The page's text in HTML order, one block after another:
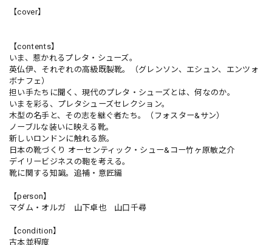
【cover】
【contents】
いま、惹かれるプレタ・シューズ。
英仏伊、それぞれの高級既製靴。（グレンソン、エシュン、エンツォ
ボナフェ）
担い手たちに聞く、現代のプレタ・シューズとは、何なのか。
いまを彩る、プレタシューズセレクション。
木型の名手と、その志を継ぐ者たち。（フォスター&サン）
ノーブルな装いに映える靴。
新しいロンドンに触れる旅。
日本の靴づくり オーセンティック・シュー&コー竹ヶ原敏之介
デイリービジネスの鞄を考える。
靴に関する知識。追補・意匠編
【person】
マダム・オルガ 山下卓也 山口千尋
【condition】
古本並程度